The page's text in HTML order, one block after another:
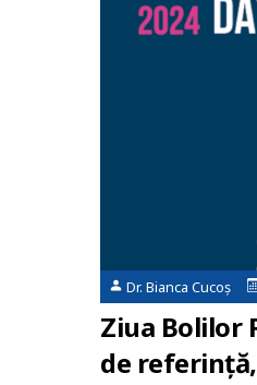
Dr. Bianca Cucoș
Ziua Bolilor
de